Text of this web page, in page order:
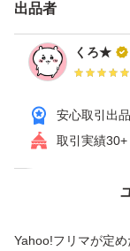
出品者
くろ★
安心取引出
取引実績30+
Yahoo!フリマが定
価格の